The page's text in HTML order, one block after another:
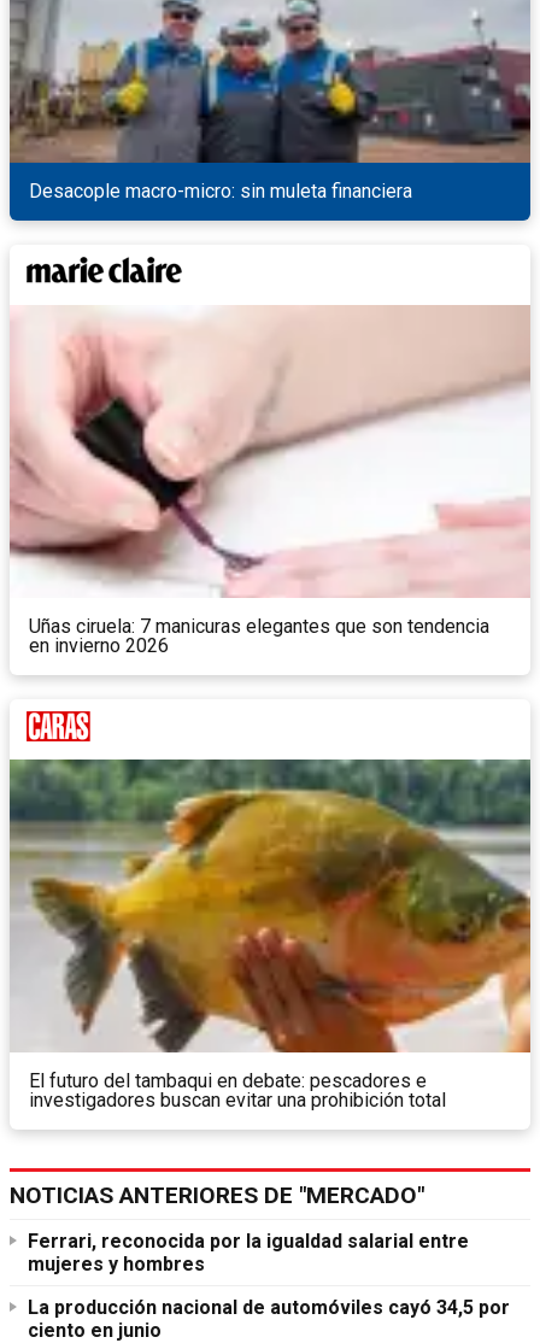
Desacople macro-micro: sin muleta financiera
Uñas ciruela: 7 manicuras elegantes que son tendencia
en invierno 2026
El futuro del tambaqui en debate: pescadores e
investigadores buscan evitar una prohibición total
NOTICIAS ANTERIORES DE "MERCADO"
Ferrari, reconocida por la igualdad salarial entre
mujeres y hombres
La producción nacional de automóviles cayó 34,5 por
ciento en junio